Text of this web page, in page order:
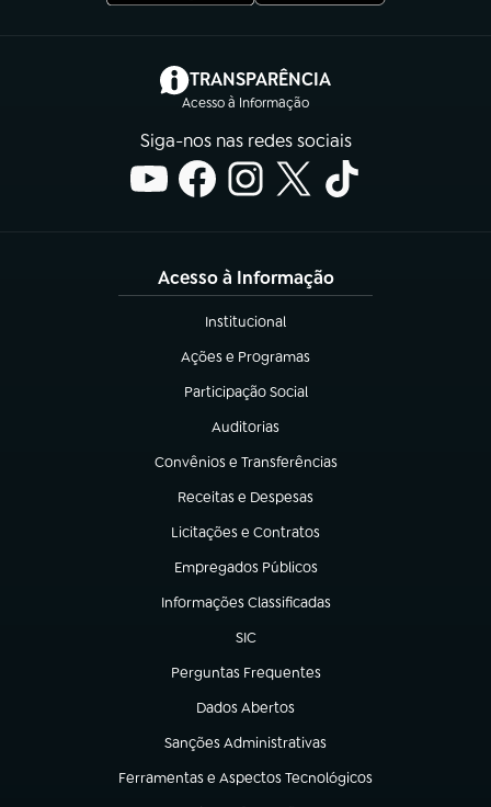
TRANSPARÊNCIA
Acesso à Informação
(abre em nova aba)
Siga-nos nas redes sociais
Acesso à Informação
Institucional
(abre em nova aba)
Ações e Programas
(abre em nova aba)
Participação Social
(abre em nova aba)
Auditorias
(abre em nova aba)
Convênios e Transferências
(abre em nova aba)
Receitas e Despesas
(abre em nova aba)
Licitações e Contratos
(abre em nova aba)
Empregados Públicos
(abre em nova aba)
Informações Classificadas
(abre em nova aba)
SIC
(abre em nova aba)
Perguntas Frequentes
(abre em nova aba)
Dados Abertos
(abre em nova aba)
Sanções Administrativas
(abre em nova aba)
Ferramentas e Aspectos Tecnológicos
(abre em nova aba)